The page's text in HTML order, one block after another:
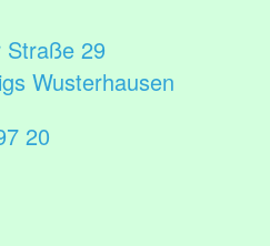
Straße 29
Wusterhausen
20